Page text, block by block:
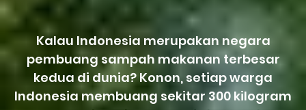
Kalau Indonesia merupakan negara
pembuang sampah makanan terbesar
kedua di dunia? Konon, setiap warga
Indonesia membuang sekitar 300 kilogram